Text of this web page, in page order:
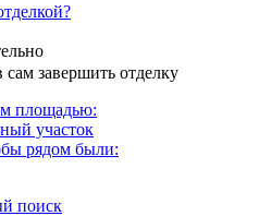
сам завершить отделку
площадью:
участок
рядом были:
поиск